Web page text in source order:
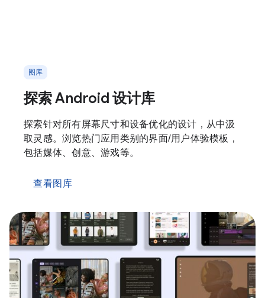
图库
探索 Android 设计库
探索针对所有屏幕尺寸和设备优化的设计，从中汲
取灵感。浏览热门应用类别的界面/用户体验模板，
包括媒体、创意、游戏等。
查看图库